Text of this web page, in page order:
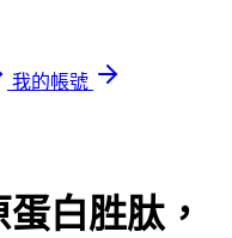
我的帳號
蛋白胜肽，